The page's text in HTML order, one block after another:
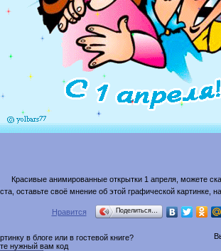
Красивые анимированные открытки 1 апреля, можете
оставьте своё мнение об этой графической картинке,
Нравится Поделиться…
в блоге или в гостевой книге?
нужный вам код